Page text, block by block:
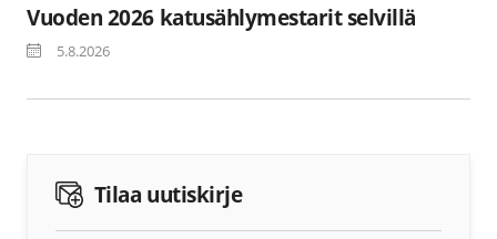
Vuoden 2026 katusählymestarit selvillä
5.8.2026
Tilaa uutiskirje